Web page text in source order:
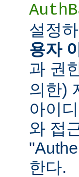
설정
용자
과 권
의한)
아이
와 접
한다.